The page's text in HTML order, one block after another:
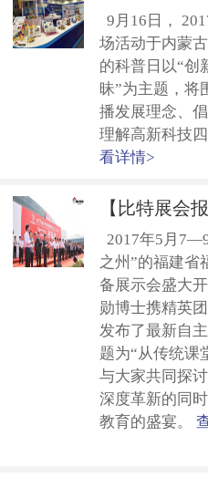
9月16日，
场活动于内蒙
的科普日以“创
昧”为主题，将
播发展理念、
理解高新科技
看详情>
2017年5月
之州”的福建省
备展示会盛大
勋博士携精英
发布了最新自
题为“从传统课
与大家共同探
深度革新的同
教育的盛宴。